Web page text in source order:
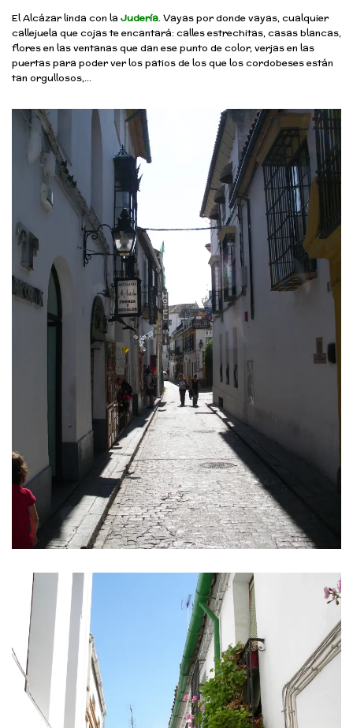
El Alcázar linda con la Judería. Vayas por donde vayas, cualquier
callejuela que cojas te encantará: calles estrechitas, casas blancas,
flores en las ventanas que dan ese punto de color, verjas en las
puertas para poder ver los patios de los que los cordobeses están
tan orgullosos,…